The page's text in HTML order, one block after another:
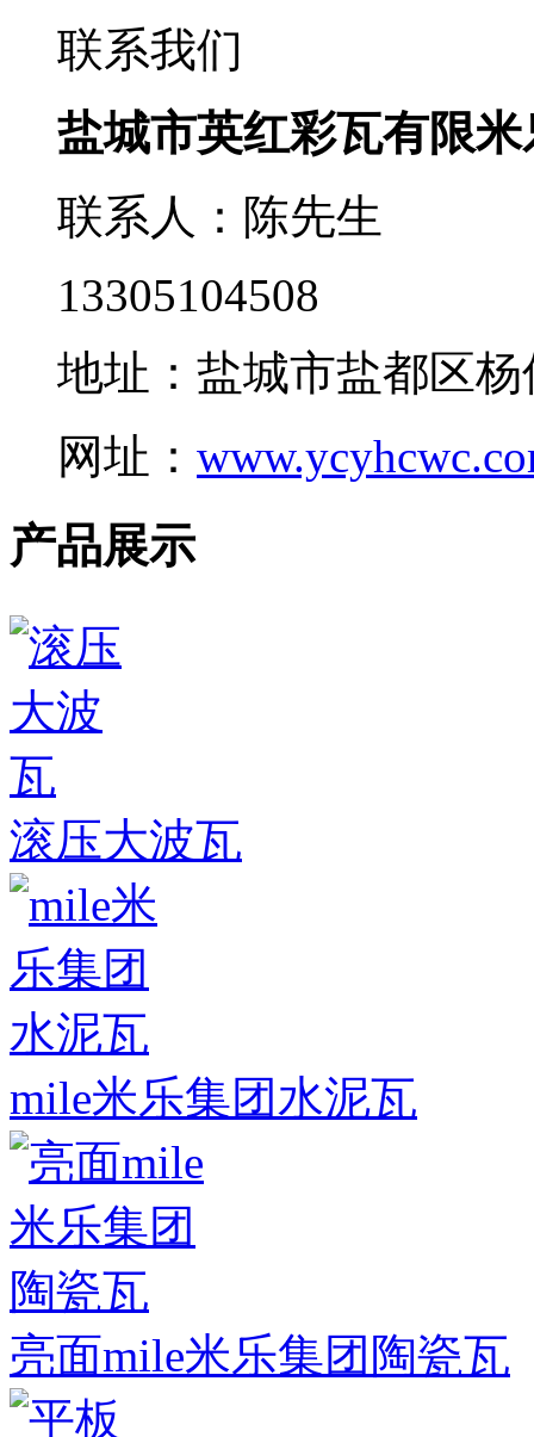
联系我们
盐城市英红彩瓦有限
联系人：陈先生
13305104508
地址：盐城市盐都区
网址：
产品展示
滚压大波瓦
mile米乐集团水泥瓦
亮面mile米乐集团陶瓷瓦